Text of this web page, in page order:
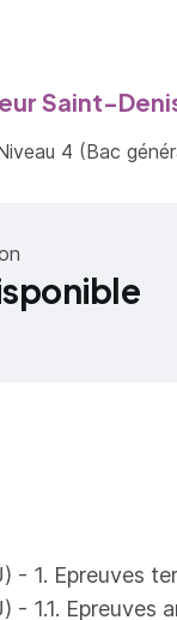
Saint-
4 (Bac
- 1. Epreuves
- 1.1. Epreuves